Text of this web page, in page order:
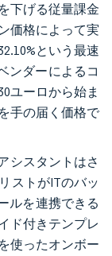
下げる従量課金
価格によって実
という最速
ンダーによるコ
ユーロから始ま
手の届く価格で
シスタントはさ
ストがITのバッ
ルを連携できる
ド付きテンプレ
使ったオンボー